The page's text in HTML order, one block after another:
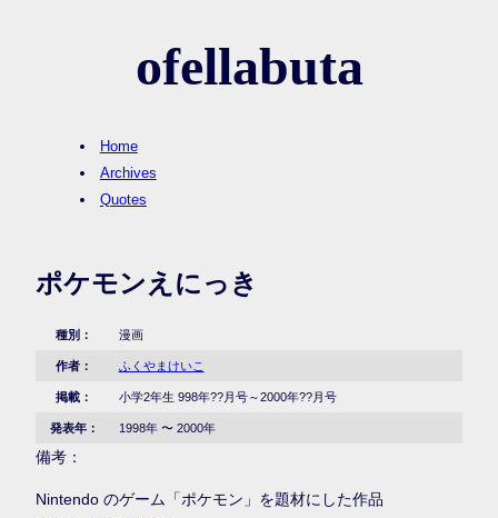
ofellabuta
Home
Archives
Quotes
ポケモンえにっき
種別： 漫画
作者： ふくやまけいこ
掲載： 小学2年生 998年??月号～2000年??月号
発表年： 1998年 〜 2000年
備考：
Nintendo のゲーム「ポケモン」を題材にした作品